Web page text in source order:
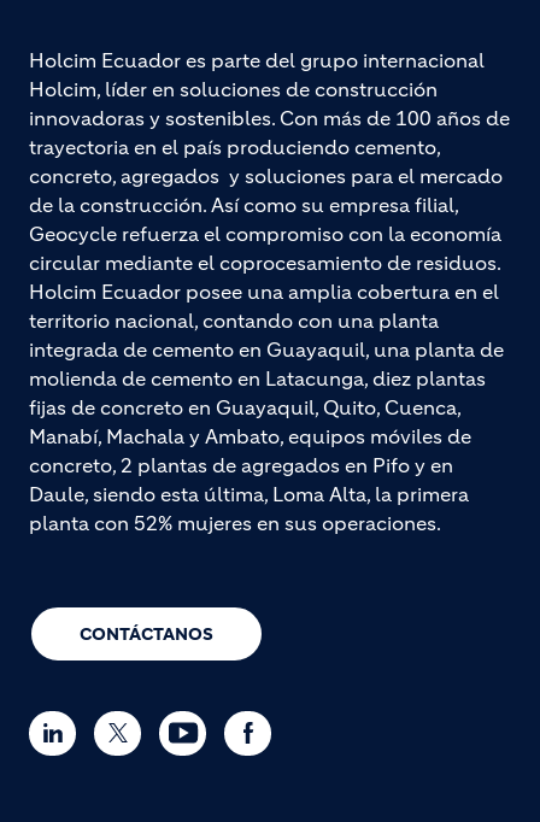
CONTÁCTANOS
Holcim Ecuador es parte del grupo internacional
Holcim, líder en soluciones de construcción
innovadoras y sostenibles. Con más de 100 años de
trayectoria en el país produciendo cemento,
concreto, agregados y soluciones para el mercado
de la construcción. Así como su empresa filial,
Geocycle refuerza el compromiso con la economía
circular mediante el coprocesamiento de residuos.
Holcim Ecuador posee una amplia cobertura en el
territorio nacional, contando con una planta
integrada de cemento en Guayaquil, una planta de
molienda de cemento en Latacunga, diez plantas
fijas de concreto en Guayaquil, Quito, Cuenca,
Manabí, Machala y Ambato, equipos móviles de
concreto, 2 plantas de agregados en Pifo y en
Daule, siendo esta última, Loma Alta, la primera
planta con 52% mujeres en sus operaciones.